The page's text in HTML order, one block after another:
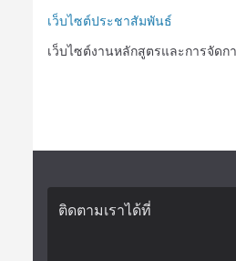
เว็บไซต์ประชาสัมพันธ์
เว็บไซต์งานหลักสูตรและการจัดก
ติดตามเราได้ที่